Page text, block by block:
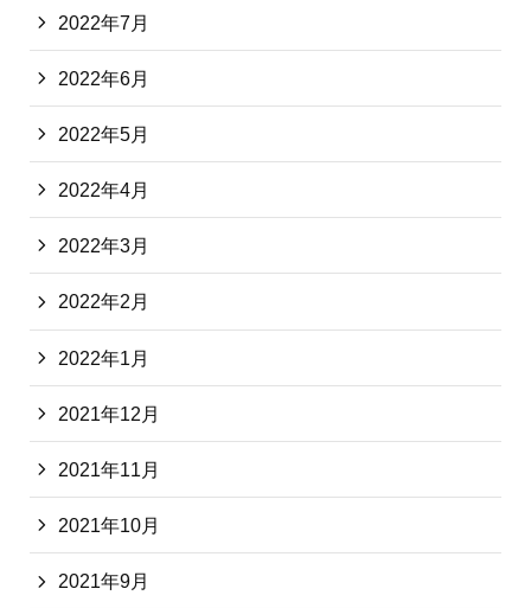
2022年7月
2022年6月
2022年5月
2022年4月
2022年3月
2022年2月
2022年1月
2021年12月
2021年11月
2021年10月
2021年9月